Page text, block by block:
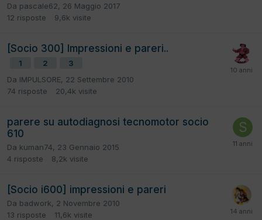
Da pascale62, 26 Maggio 2017
12 risposte 9,6k visite
[Socio 300] Impressioni e pareri..
1 2
3
Da IMPULSORE, 22 Settembre 2010
74 risposte 20,4k visite
parere su autodiagnosi tecnomotor socio
610
Da kuman74, 23 Gennaio 2015
4 risposte 8,2k visite
[Socio i600] impressioni e pareri
Da badwork, 2 Novembre 2010
13 risposte 11,6k visite